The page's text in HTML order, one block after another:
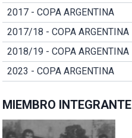
2017 - COPA ARGENTINA
2017/18 - COPA ARGENTINA
2018/19 - COPA ARGENTINA
2023 - COPA ARGENTINA
MIEMBRO INTEGRANTE